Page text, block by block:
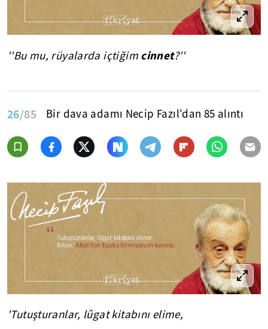
''Bu mu, rüyalarda içtiğim cinnet?''
26/85 Bir dava adamı Necip Fazıl'dan 85 alıntı
'Tutuşturanlar, lûgat kitabını elime,